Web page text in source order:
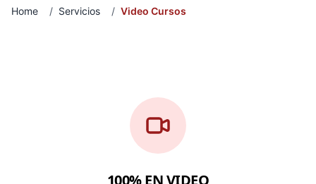
Home / Servicios / Video Cursos
100% EN VIDEO